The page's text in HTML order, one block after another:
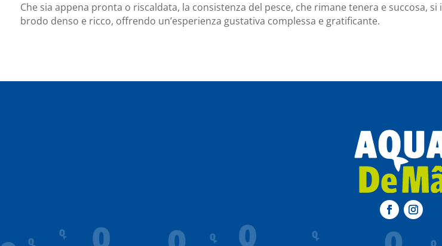
Che sia appena pronta o riscaldata, la consistenza del pesce, che rimane tenera e succosa,
brodo denso e ricco, offrendo un’esperienza gustativa complessa e gratificante.